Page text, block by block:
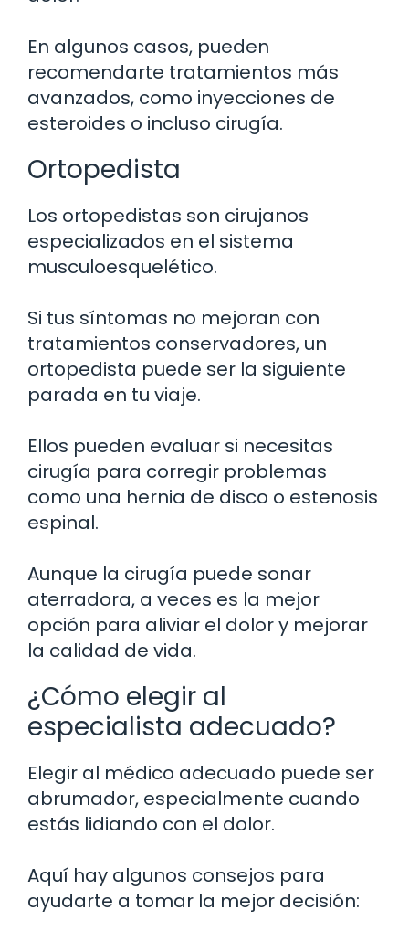
En algunos casos, pueden
recomendarte tratamientos más
avanzados, como inyecciones de
esteroides o incluso cirugía.
Ortopedista
Los ortopedistas son cirujanos
especializados en el sistema
musculoesquelético.
Si tus síntomas no mejoran con
tratamientos conservadores, un
ortopedista puede ser la siguiente
parada en tu viaje.
Ellos pueden evaluar si necesitas
cirugía para corregir problemas
como una hernia de disco o estenosis
espinal.
Aunque la cirugía puede sonar
aterradora, a veces es la mejor
opción para aliviar el dolor y mejorar
la calidad de vida.
¿Cómo elegir al
especialista adecuado?
Elegir al médico adecuado puede ser
abrumador, especialmente cuando
estás lidiando con el dolor.
Aquí hay algunos consejos para
ayudarte a tomar la mejor decisión: